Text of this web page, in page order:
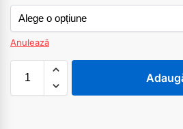
Anulează